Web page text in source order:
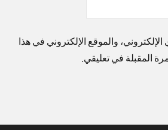
والموقع الإلكتروني في هذا
المقبلة في تعليقي.